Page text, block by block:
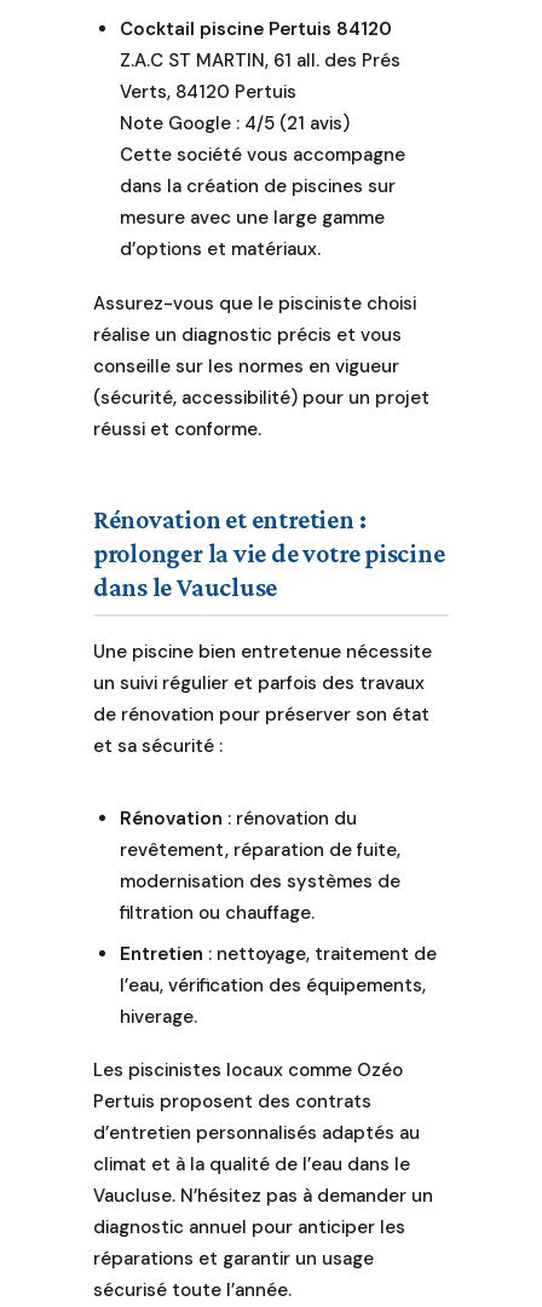
3 émissions
TV nous ont
été
entièrement
consacrées.
Les piscines
de nos
clients ont
récompensées
+ de 350
fois. A
quand la
vôtre ?
Cocktail piscine Pertuis 84120
Z.A.C ST MARTIN, 61 all. des Prés
Verts, 84120 Pertuis
Note Google : 4/5 (21 avis)
Cette société vous accompagne
dans la création de piscines sur
mesure avec une large gamme
d’options et matériaux.
Assurez-vous que le pisciniste choisi
réalise un diagnostic précis et vous
conseille sur les normes en vigueur
(sécurité, accessibilité) pour un projet
réussi et conforme.
Rénovation et entretien :
prolonger la vie de votre piscine
dans le Vaucluse
Une piscine bien entretenue nécessite
un suivi régulier et parfois des travaux
de rénovation pour préserver son état
et sa sécurité :
Rénovation : rénovation du
revêtement, réparation de fuite,
modernisation des systèmes de
filtration ou chauffage.
Entretien : nettoyage, traitement de
l’eau, vérification des équipements,
hiverage.
Les piscinistes locaux comme Ozéo
Pertuis proposent des contrats
d’entretien personnalisés adaptés au
climat et à la qualité de l’eau dans le
Vaucluse. N’hésitez pas à demander un
diagnostic annuel pour anticiper les
réparations et garantir un usage
sécurisé toute l’année.